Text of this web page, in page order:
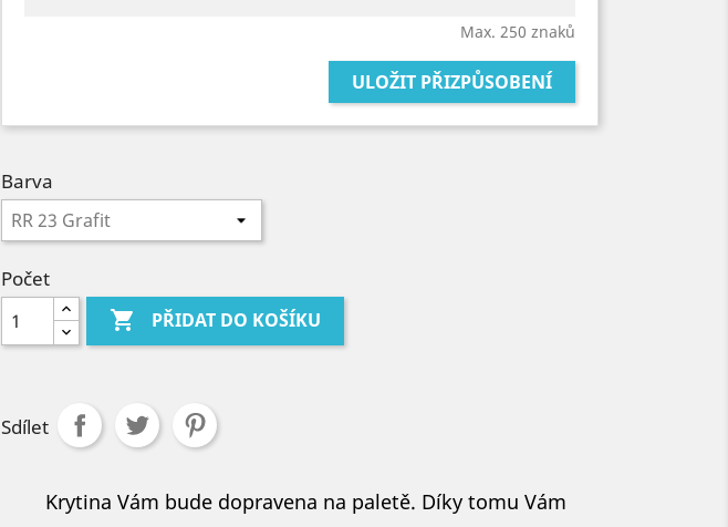
Max. 250 znaků
ULOŽIT PŘIZPŮSOBENÍ
Barva
Počet
 PŘIDAT DO KOŠÍKU
Sdílet
Krytina Vám bude dopravena na paletě. Díky tomu Vám